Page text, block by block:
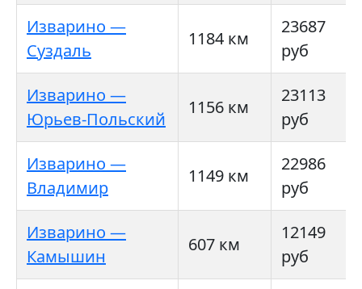
Изварино —
Суздаль
1184 км
23687
руб
Изварино —
Юрьев-Польский
1156 км
23113
руб
Изварино —
Владимир
1149 км
22986
руб
Изварино —
Камышин
607 км
12149
руб